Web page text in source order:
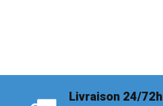
Livraison 24/72h